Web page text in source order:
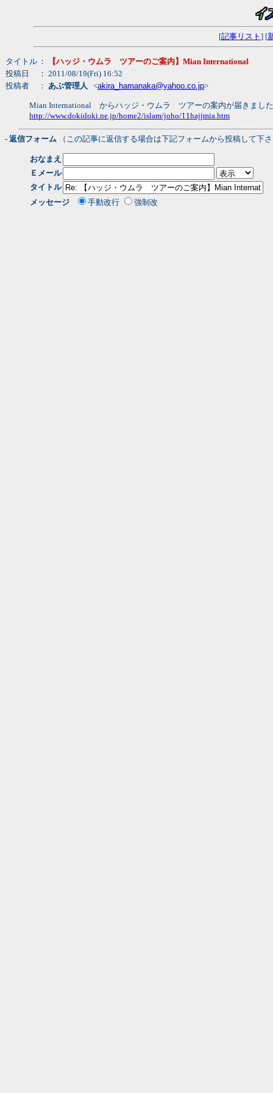
[記事リスト ] [
タイトル ：
【ハッジ・ウムラ ツアーのご案内】Mian International
投稿日
： 2011/08/19(Fri) 16:52
投稿者
： あぶ管理人 <akira_hamanaka@yahoo.co.jp>
Mian International からハッジ・ウムラ ツアーの案内が届きまし
http://www.dokidoki.ne.jp/home2/islam/joho/11hajjmia.htm
- 返信フォーム （この記事に返信する場合は下記フォームから投稿して下
おなまえ
Ｅメール
タイトル
メッセージ
手動改行 強制改